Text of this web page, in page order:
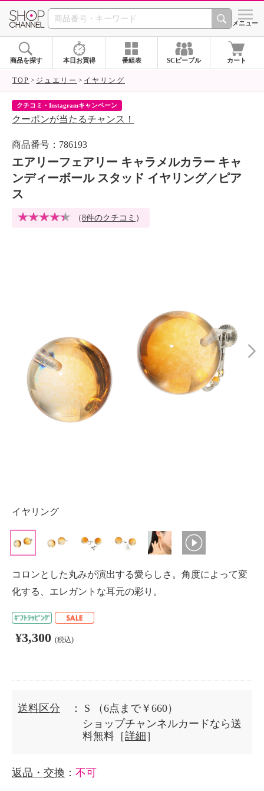
SHOP CHANNEL シメニュー
商品を探す 本日お買得 番組表 SCピープル カート
TOP ジュエリー イヤリング
クチコミ・Instagramキャンペーン
クーポンが当たるチャンス！
商品番号：786193
エアリーフェアリー キャラメルカラー キャ
ンディーボール スタッド イヤリング／ピア
ス
（8件のクチコミ ）
イヤリング
コロンとした丸みが演出する愛らしさ。角度によって変
化する、エレガントな耳元の彩り。
¥3,300 (税込)
送料区分 ： S
（6点まで￥660）
ショップチャンネルカードなら送
料無料［詳細 ］
返品・交換 ： 不可